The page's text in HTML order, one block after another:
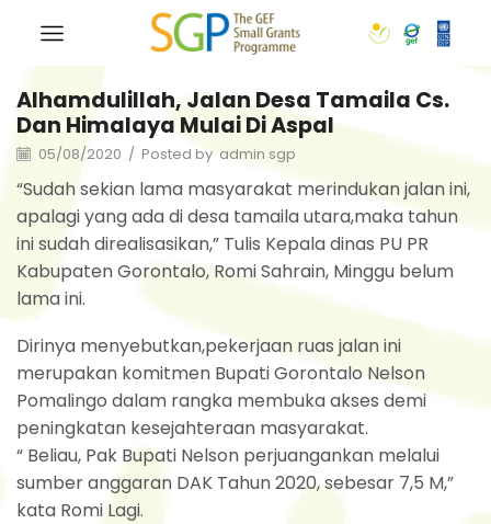
Alhamdulillah, Jalan Desa Tamaila Cs.
Dan Himalaya Mulai Di Aspal
05/08/2020 / Posted by admin sgp
“Sudah sekian lama masyarakat merindukan jalan ini,
apalagi yang ada di desa tamaila utara,maka tahun
ini sudah direalisasikan,” Tulis Kepala dinas PU PR
Kabupaten Gorontalo, Romi Sahrain, Minggu belum
lama ini.
Dirinya menyebutkan,pekerjaan ruas jalan ini
merupakan komitmen Bupati Gorontalo Nelson
Pomalingo dalam rangka membuka akses demi
peningkatan kesejahteraan masyarakat.
“ Beliau, Pak Bupati Nelson perjuangankan melalui
sumber anggaran DAK Tahun 2020, sebesar 7,5 M,”
kata Romi Lagi.